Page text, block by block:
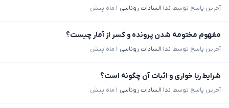
آخرین پاسخ توسط ندا السادات روناسی ۱ ماه پیش
مفهوم مختومه شدن پرونده و کسر از آمار چیست؟
آخرین پاسخ توسط ندا السادات روناسی ۱ ماه پیش
شرایط ربا خواری و اثبات آن چگونه است؟
آخرین پاسخ توسط ندا السادات روناسی ۱ ماه پیش